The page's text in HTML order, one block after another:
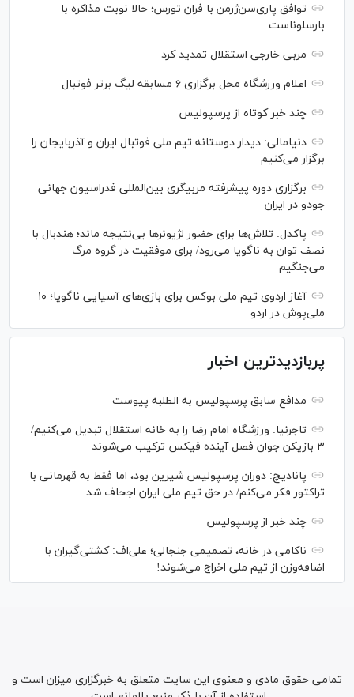
توافق پاری‌سن‌ژرمن با فران تورس؛ حالا نوبت مذاکره با
بارسلوناست
مربی خارجی استقلال تمدید کرد
اعلام ورزشگاه محل برگزاری ۶ مسابقه لیگ برتر فوتبال
چند خبر کوتاه از پرسپولیس
دنیامالی: دیدار دوستانه تیم ملی فوتبال ایران و آذربایجان را
برگزار می‌کنیم
برگزاری دوره پیشرفته مربیگری بین‌المللی فدراسیون جهانی
جودو در ایران
پاکدل: تلاش‌ها برای حضور لژیونر‌ها بی‌نتیجه ماند؛ هندبال با
نصف توان به ناگویا می‌رود/ برای موفقیت در گروه مرگ
می‌جنگیم
آغاز اردوی تیم ملی بوکس برای بازی‌های آسیایی ناگویا؛ ۱۰
ملی‌پوش در اردو
پربازدیدترین اخبار
مدافع سابق پرسپولیس به الطلبه پیوست
تاجرنیا: ورزشگاه امام رضا را به خانه استقلال تبدیل می‌کنیم/
۳ بازیکن جوان فصل آینده فیکس ترکیب می‌شوند
پانادیچ: دوران پرسپولیس شیرین بود، اما فقط به قهرمانی با
تراکتور فکر می‌کنم/ در حق تیم ملی ایران اجحاف شد
چند خبر از پرسپولیس
ناکامی در خانه، تصمیمی جنجالی؛ علی‌اف: کشتی‌گیران با
اضافه‌وزن از تیم ملی اخراج می‌شوند!
تمامی حقوق مادی و معنوی این سایت متعلق به خبرگزاری میزان است و